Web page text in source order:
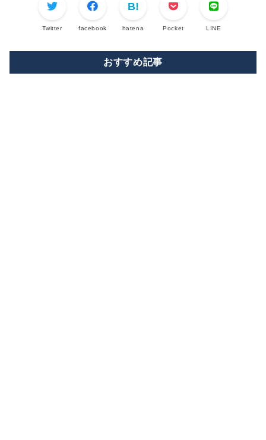
Twitter facebook hatena Pocket LINE
おすすめ記事